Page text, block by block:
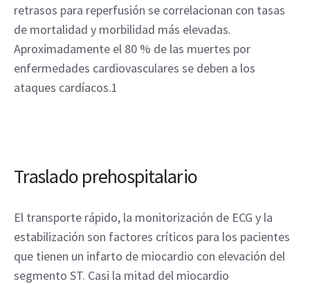
retrasos para reperfusión se correlacionan con tasas
de mortalidad y morbilidad más elevadas.
Aproximadamente el 80 % de las muertes por
enfermedades cardiovasculares se deben a los
ataques cardíacos.1
Traslado prehospitalario
El transporte rápido, la monitorización de ECG y la
estabilización son factores críticos para los pacientes
que tienen un infarto de miocardio con elevación del
segmento ST. Casi la mitad del miocardio